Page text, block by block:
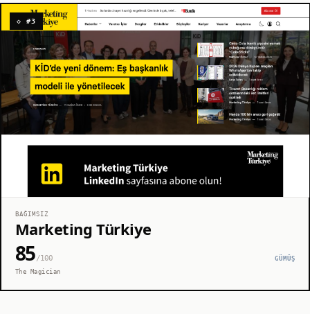
◇ #3
BAĞIMSIZ
Marketing Türkiye
85/100
GÜMÜŞ
The Magician